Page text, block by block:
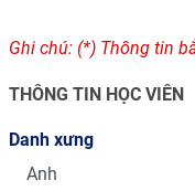
Ghi chú: (*) Thông tin
THÔNG TIN HỌC VIÊN
Danh xưng